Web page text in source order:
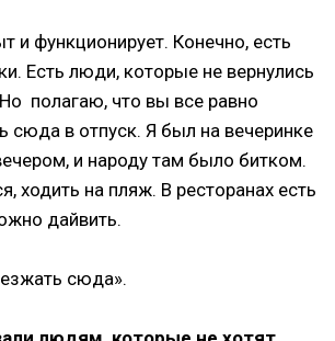
и функционирует. Конечно, есть
Есть люди, которые не вернулись
полагаю, что вы все равно
сюда в отпуск. Я был на вечеринке
и народу там было битком.
ходить на пляж. В ресторанах есть
дайвить.
сюда».